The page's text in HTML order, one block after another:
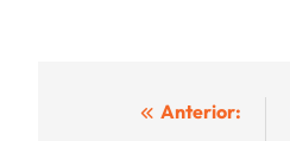
Navegación
Anterior: